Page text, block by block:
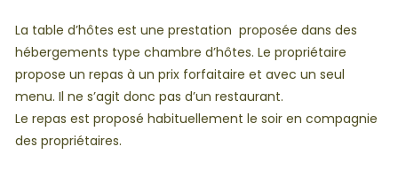
La table d’hôtes est une prestation proposée dans des
hébergements type chambre d’hôtes. Le propriétaire
propose un repas à un prix forfaitaire et avec un seul
menu. Il ne s’agit donc pas d’un restaurant.
Le repas est proposé habituellement le soir en compagnie
des propriétaires.